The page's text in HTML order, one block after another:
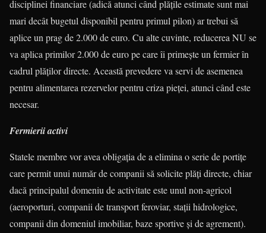
disci­pli­nei financiare (adică atunci când plățile estimate sunt mai
mari decât bugetul disponibil pentru primul pilon) ar trebui să
aplice un prag de 2.000 de euro. Cu alte cuvinte, reducerea NU se
va aplica primilor 2.000 de euro pe care îi pri­meș­te un fermier în
cadrul plăților directe. Această prevedere va servi de ase­me­nea
pentru alimentarea rezervelor pen­tru criza pieței, atunci când este
necesar.
Fermierii activi
Statele membre vor avea obligația de a elimina o serie de portițe
care per­mit unui număr de companii să solicite plăți directe, chiar
dacă principalul do­me­niu de activitate este unul non-agricol
(aeroporturi, companii de transport fero­viar, stații hidrologice,
companii din do­meniul imobiliar, baze sportive și de agre­ment).